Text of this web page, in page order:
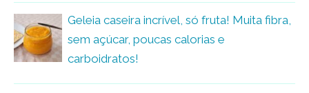
Geleia caseira incrível, só fruta! Muita fibra,
sem açúcar, poucas calorias e
carboidratos!